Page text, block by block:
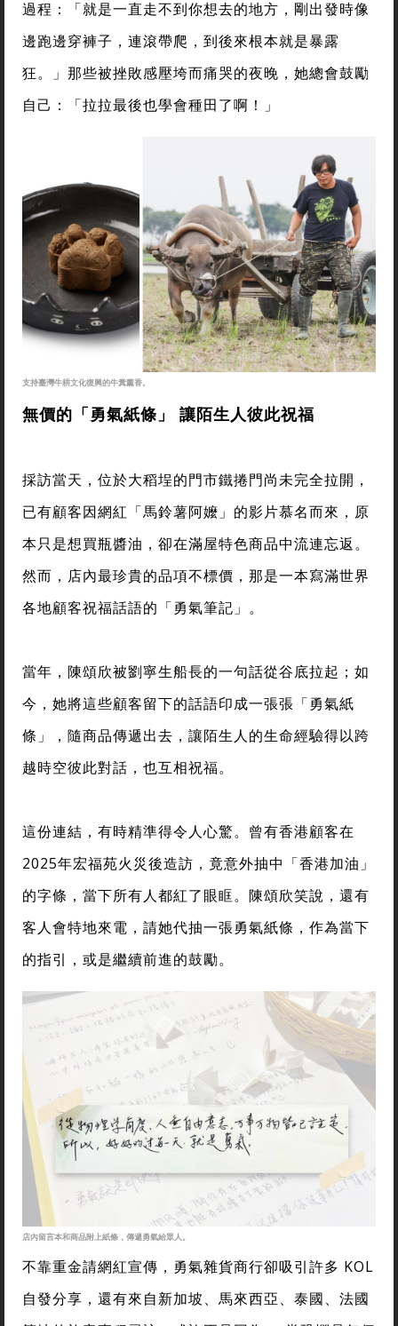
過程：「就是一直走不到你想去的地方，剛出發時像
邊跑邊穿褲子，連滾帶爬，到後來根本就是暴露
狂。」那些被挫敗感壓垮而痛哭的夜晚，她總會鼓勵
自己：「拉拉最後也學會種田了啊！」
支持臺灣牛耕文化復興的牛糞薰香。
無價的「勇氣紙條」 讓陌生人彼此祝福
採訪當天，位於大稻埕的門市鐵捲門尚未完全拉開，
已有顧客因網紅「馬鈴薯阿嬤」的影片慕名而來，原
本只是想買瓶醬油，卻在滿屋特色商品中流連忘返。
然而，店內最珍貴的品項不標價，那是一本寫滿世界
各地顧客祝福話語的「勇氣筆記」。
當年，陳頌欣被劉寧生船長的一句話從谷底拉起；如
今，她將這些顧客留下的話語印成一張張「勇氣紙
條」，隨商品傳遞出去，讓陌生人的生命經驗得以跨
越時空彼此對話，也互相祝福。
這份連結，有時精準得令人心驚。曾有香港顧客在
2025年宏福苑火災後造訪，竟意外抽中「香港加油」
的字條，當下所有人都紅了眼眶。陳頌欣笑說，還有
客人會特地來電，請她代抽一張勇氣紙條，作為當下
的指引，或是繼續前進的鼓勵。
店內留言本和商品附上紙條，傳遞勇氣給眾人。
不靠重金請網紅宣傳，勇氣雜貨商行卻吸引許多 KOL
自發分享，還有來自新加坡、馬來西亞、泰國、法國